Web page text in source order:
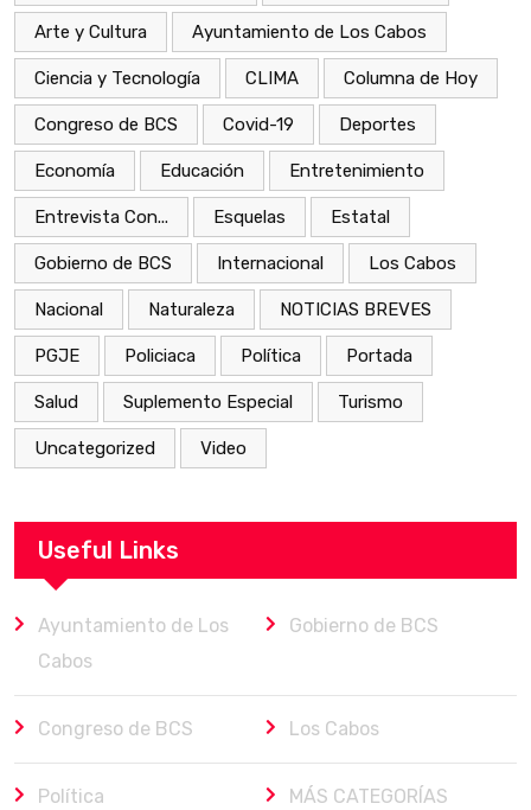
Arte y Cultura Ayuntamiento de Los Cabos
Ciencia y Tecnología CLIMA Columna de Hoy
Congreso de BCS Covid-19 Deportes
Economía Educación Entretenimiento
Entrevista Con... Esquelas Estatal
Gobierno de BCS Internacional Los Cabos
Nacional Naturaleza NOTICIAS BREVES
PGJE Policiaca Política Portada
Salud Suplemento Especial Turismo
Uncategorized Video
Useful Links
Ayuntamiento de Los
Cabos
Gobierno de BCS
Congreso de BCS Los Cabos
Política MÁS CATEGORÍAS